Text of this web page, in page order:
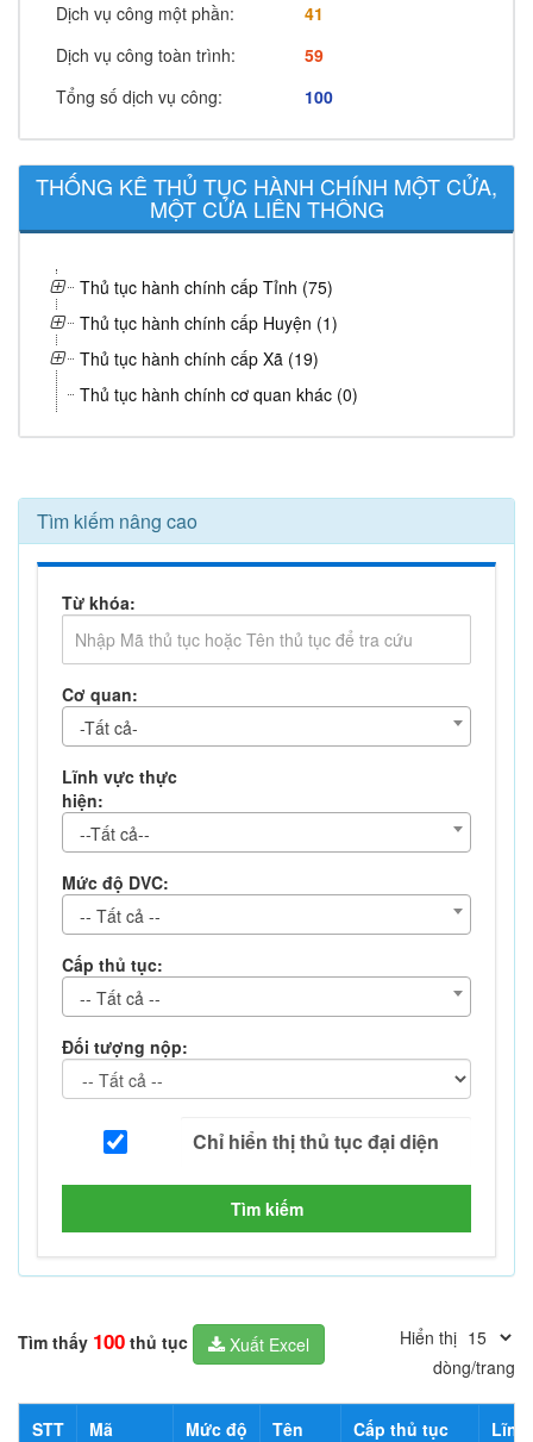
Dịch vụ công một phần:
41
Dịch vụ công toàn trình:
59
Tổng số dịch vụ công:
100
THỐNG KÊ THỦ TỤC HÀNH CHÍNH MỘT CỬA,
MỘT CỬA LIÊN THÔNG
Thủ tục hành chính cấp Tỉnh (75)
Thủ tục hành chính cấp Huyện (1)
Thủ tục hành chính cấp Xã (19)
Thủ tục hành chính cơ quan khác (0)
Tìm kiếm nâng cao
Từ khóa:
Cơ quan:
-Tất cả-
Lĩnh vực thực
hiện:
--Tất cả--
Mức độ DVC:
-- Tất cả --
Cấp thủ tục:
-- Tất cả --
Đối tượng nộp:
Tìm kiếm
Tìm thấy 100 thủ tục Xuất Excel
Hiển thị
dòng/trang
STT
Mã
Mức độ
Tên
Cấp thủ tục
Lĩnh